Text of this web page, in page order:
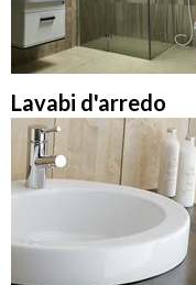
Lavabi d'arredo